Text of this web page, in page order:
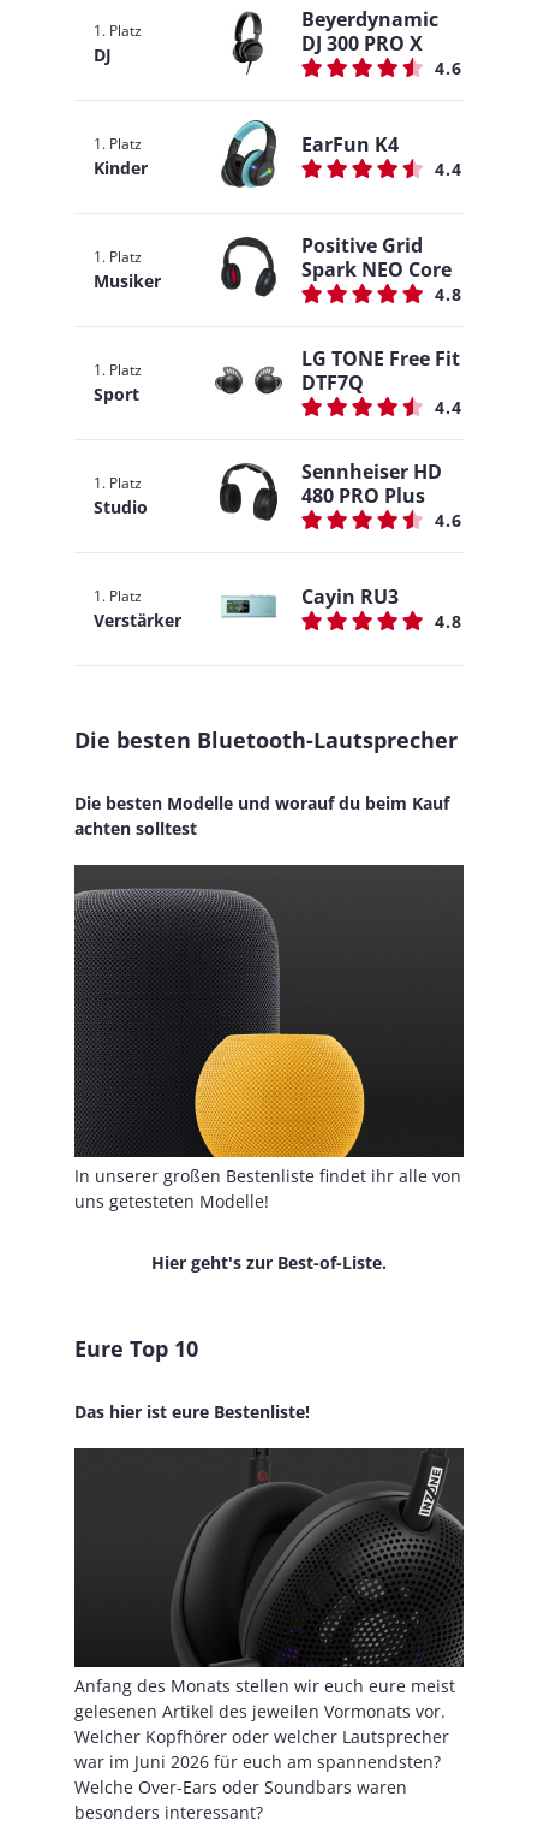
1. Platz
DJ
Beyerdynamic
DJ 300 PRO X
4.6
1. Platz
Kinder
EarFun K4
4.4
1. Platz
Musiker
Positive Grid
Spark NEO Core
4.8
1. Platz
Sport
LG TONE Free Fit
DTF7Q
4.4
1. Platz
Studio
Sennheiser HD
480 PRO Plus
4.6
1. Platz
Verstärker
Cayin RU3
4.8
Die besten Bluetooth-Lautsprecher
Die besten Modelle und worauf du beim Kauf
achten solltest
In unserer großen Bestenliste findet ihr alle von
uns getesteten Modelle!
Hier geht's zur Best-of-Liste.
Eure Top 10
Das hier ist eure Bestenliste!
Anfang des Monats stellen wir euch eure meist
gelesenen Artikel des jeweilen Vormonats vor.
Welcher Kopfhörer oder welcher Lautsprecher
war im Juni 2026 für euch am spannendsten?
Welche Over-Ears oder Soundbars waren
besonders interessant?